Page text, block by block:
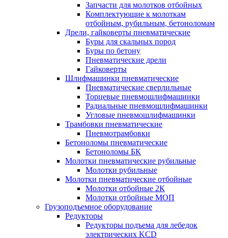
Запчасти для молотков отбойных
Комплектующие к молоткам
отбойным, рубильным, бетоноломам
Дрели, гайковерты пневматические
Буры для скальных пород
Буры по бетону
Пневматические дрели
Гайковерты
Шлифмашинки пневматические
Пневматические сверлильные
Торцевые пневмошлифмашинки
Радиальные пневмошлифмашинки
Угловые пневмошлифмашинки
Трамбовки пневматические
Пневмотрамбовки
Бетоноломы пневматические
Бетоноломы БК
Молотки пневматические рубильные
Молотки рубильные
Молотки пневматические отбойные
Молотки отбойные 2К
Молотки отбойные МОП
Грузоподъемное оборудование
Редукторы
Редукторы подъема для лебедок
электрических KCD